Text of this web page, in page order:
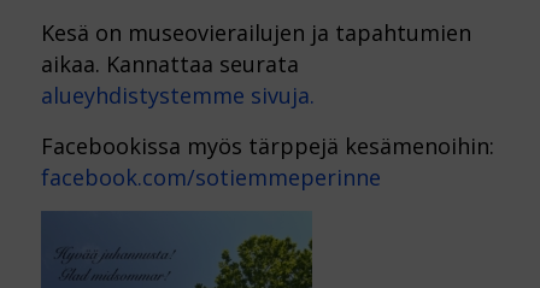
Kesä on museovierailujen ja tapahtumien
aikaa. Kannattaa seurata
alueyhdistystemme sivuja.
Facebookissa myös tärppejä kesämenoihin:
facebook.com/sotiemmeperinne